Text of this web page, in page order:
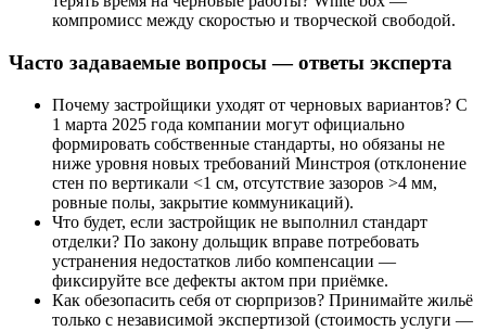
компромисс между скоростью и творческой свободой.
Часто задаваемые вопросы — ответы эксперта
Почему застройщики уходят от черновых вариантов? С
1 марта 2025 года компании могут официально
формировать собственные стандарты, но обязаны не
ниже уровня новых требований Минстроя (отклонение
стен по вертикали <1 см, отсутствие зазоров >4 мм,
ровные полы, закрытие коммуникаций).
Что будет, если застройщик не выполнил стандарт
отделки? По закону дольщик вправе потребовать
устранения недостатков либо компенсации —
фиксируйте все дефекты актом при приёмке.
Как обезопасить себя от сюрпризов? Принимайте жильё
только с независимой экспертизой (стоимость услуги —